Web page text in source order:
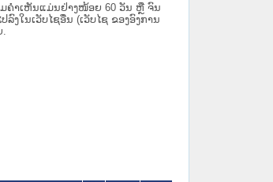
ມຄໍາເຫັນແມ່ນຢ່າງໜ້ອຍ 60 ວັນ ຫຼື ຈົນ
ໃນ​ເວັບ​ໄຊ​ອື່ນ (ເວັບ​ໄຊ​ ຂອງອົງການ